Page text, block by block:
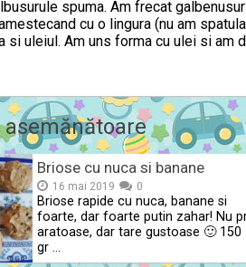
spuma. Am frecat
cu o lingura (nu am
si uleiul. Am uns forma cu ulei si am
Briose cu nuca si banane
16 mai 2019 0
Briose rapide cu nuca, banane si
foarte, dar foarte putin zahar! Nu
aratoase, dar tare gustoase 🙂 150
gr …